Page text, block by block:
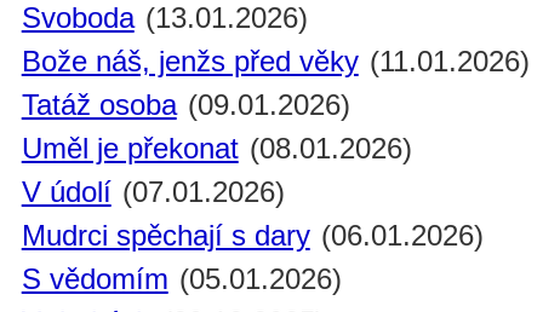
Svoboda (13.01.2026)
Bože náš, jenžs před věky (11.01.2026)
Tatáž osoba (09.01.2026)
Uměl je překonat (08.01.2026)
V údolí (07.01.2026)
Mudrci spěchají s dary (06.01.2026)
S vědomím (05.01.2026)